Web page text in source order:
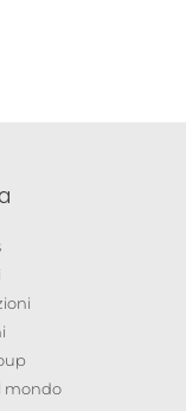
mondo